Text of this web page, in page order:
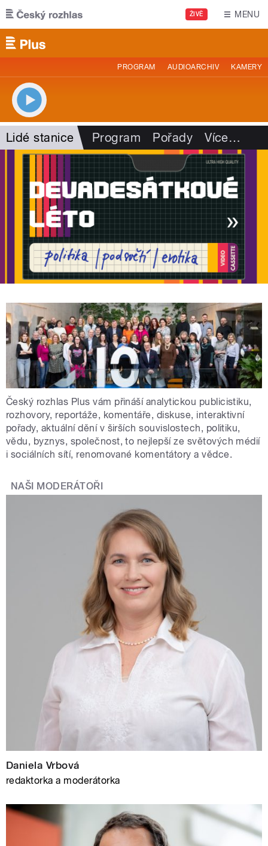
Přejít k hlavnímu obsahu
ŽIVĚ MENU
PROGRAM AUDIOARCHIV KAMERY
Lidé stanice Program Pořady Více…
Český rozhlas Plus vám přináší analytickou publicistiku,
rozhovory, reportáže, komentáře, diskuse, interaktivní
pořady, aktuální dění v širších souvislostech, politiku,
vědu, byznys, společnost, to nejlepší ze světových médií
i sociálních sítí, renomované komentátory a vědce.
NAŠI MODERÁTOŘI
Daniela Vrbová
redaktorka a moderátorka